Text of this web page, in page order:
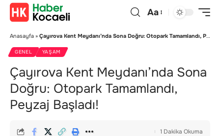
Aa
Anasayfa » Çayırova Kent Meydanı’nda Sona Doğru: Otopark Tamamlandı, Peyzaj Başladı!
GENEL YAŞAM
Çayırova Kent Meydanı’nda Sona
Doğru: Otopark Tamamlandı,
Peyzaj Başladı!
1 Dakika Okuma